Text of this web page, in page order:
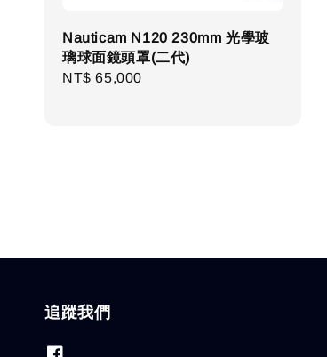
Nauticam N120 230mm 光學玻
璃球面鏡頭罩(二代)
Regular
NT$ 65,000
追蹤我們